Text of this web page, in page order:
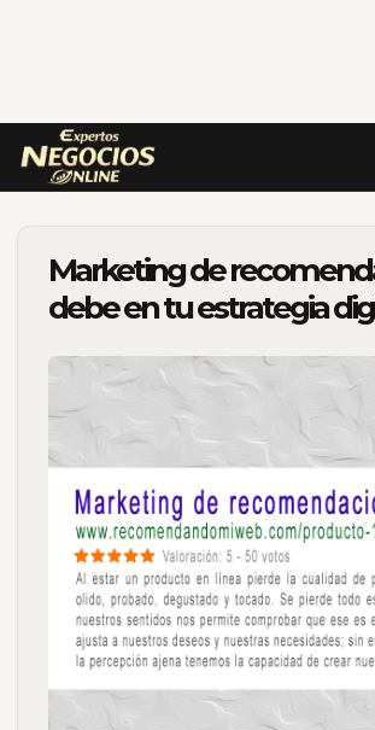
Marketing de
debe en tu estrategia